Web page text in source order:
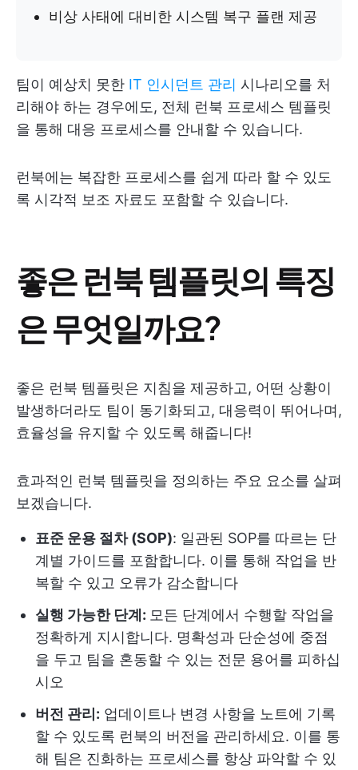
비상 사태에 대비한 시스템 복구 플랜 제공
팀이 예상치 못한 IT 인시던트 관리 시나리오를 처
리해야 하는 경우에도, 전체 런북 프로세스 템플릿
을 통해 대응 프로세스를 안내할 수 있습니다.
런북에는 복잡한 프로세스를 쉽게 따라 할 수 있도
록 시각적 보조 자료도 포함할 수 있습니다.
좋은 런북 템플릿의 특징
은 무엇일까요?
좋은 런북 템플릿은 지침을 제공하고, 어떤 상황이
발생하더라도 팀이 동기화되고, 대응력이 뛰어나며,
효율성을 유지할 수 있도록 해줍니다!
효과적인 런북 템플릿을 정의하는 주요 요소를 살펴
보겠습니다.
표준 운용 절차 (SOP): 일관된 SOP를 따르는 단
계별 가이드를 포함합니다. 이를 통해 작업을 반
복할 수 있고 오류가 감소합니다
실행 가능한 단계: 모든 단계에서 수행할 작업을
정확하게 지시합니다. 명확성과 단순성에 중점
을 두고 팀을 혼동할 수 있는 전문 용어를 피하십
시오
버전 관리: 업데이트나 변경 사항을 노트에 기록
할 수 있도록 런북의 버전을 관리하세요. 이를 통
해 팀은 진화하는 프로세스를 항상 파악할 수 있